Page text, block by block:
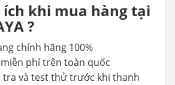
khi mua hàng tại
?
chính hãng 100%
phí trên toàn quốc
và test thử trước khi thanh